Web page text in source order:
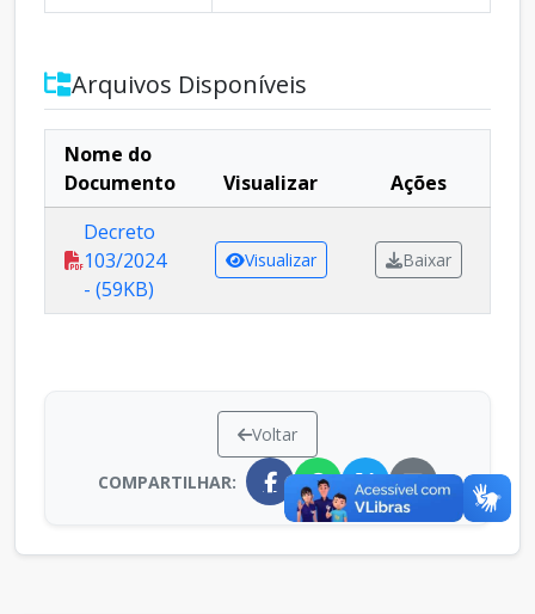
Arquivos Disponíveis
Nome do
Documento
Visualizar
Ações
Decreto
103/2024
- (59KB)
Visualizar Baixar
Voltar
COMPARTILHAR: